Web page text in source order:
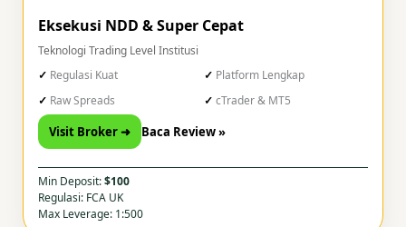
Eksekusi NDD & Super Cepat
Teknologi Trading Level Institusi
Regulasi Kuat
Platform Lengkap
Raw Spreads
cTrader & MT5
Visit Broker ➜ Baca Review »
Min Deposit:$100
Regulasi: FCA UK
Max Leverage: 1:500